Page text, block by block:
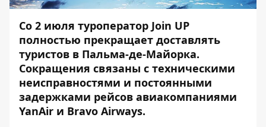
Со 2 июля туроператор Join UP
полностью прекращает доставлять
туристов в Пальма-де-Майорка.
Сокращения связаны с техническими
неисправностями и постоянными
задержками рейсов авиакомпаниями
YanAir и Bravo Airways.